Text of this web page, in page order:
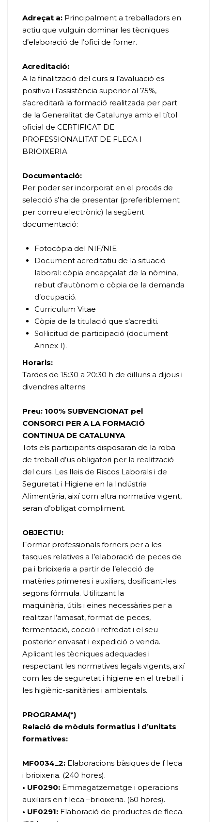
Adreçat a: Principalment a treballadors en
actiu que vulguin dominar les tècniques
d’elaboració de l’ofici de forner.
Acreditació:
A la finalització del curs si l’avaluació es
positiva i l’assistència superior al 75%,
s’acreditarà la formació realitzada per part
de la Generalitat de Catalunya amb el títol
oficial de CERTIFICAT DE
PROFESSIONALITAT DE FLECA I
BRIOIXERIA
Documentació:
Per poder ser incorporat en el procés de
selecció s’ha de presentar (preferiblement
per correu electrònic) la següent
documentació:
Fotocòpia del NIF/NIE
Document acreditatiu de la situació
laboral: còpia encapçalat de la nòmina,
rebut d’autònom o còpia de la demanda
d’ocupació.
Curriculum Vitae
Còpia de la titulació que s’acrediti.
Sol·licitud de participació (document
Annex 1).
Horaris:
Tardes de 15:30 a 20:30 h de dilluns a dijous i
divendres alterns
Preu: 100% SUBVENCIONAT pel
CONSORCI PER A LA FORMACIÓ
CONTINUA DE CATALUNYA
Tots els participants disposaran de la roba
de treball d’us obligatori per la realització
del curs. Les lleis de Riscos Laborals i de
Seguretat i Higiene en la Indústria
Alimentària, així com altra normativa vigent,
seran d’obligat compliment.
OBJECTIU:
Formar professionals forners per a les
tasques relatives a l’elaboració de peces de
pa i brioixeria a partir de l’elecció de
matèries primeres i auxiliars, dosificant-les
segons fórmula. Utilitzant la
maquinària, útils i eines necessàries per a
realitzar l’amasat, format de peces,
fermentació, cocció i refredat i el seu
posterior envasat i expedició o venda.
Aplicant les tècniques adequades i
respectant les normatives legals vigents, així
com les de seguretat i higiene en el treball i
les higiènic-sanitàries i ambientals.
PROGRAMA(*)
Relació de mòduls formatius i d’unitats
formatives:
MF0034_2: Elaboracions bàsiques de f leca
i brioixeria. (240 hores).
• UF0290: Emmagatzematge i operacions
auxiliars en f leca –brioixeria. (60 hores).
• UF0291: Elaboració de productes de fleca.